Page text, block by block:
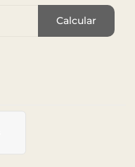
Calcular